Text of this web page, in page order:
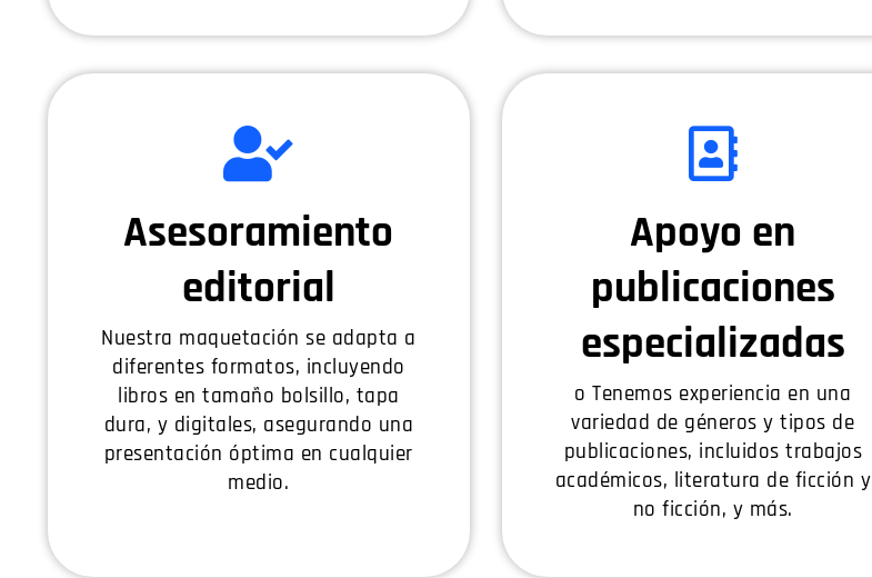
Asesoramiento
editorial
Nuestra maquetación se adapta a
diferentes formatos, incluyendo
libros en tamaño bolsillo, tapa
dura, y digitales, asegurando una
presentación óptima en cualquier
medio.
Apoyo en
publicaciones
especializadas
o Tenemos experiencia en una
variedad de géneros y tipos de
publicaciones, incluidos trabajos
académicos, literatura de ficción y
no ficción, y más.